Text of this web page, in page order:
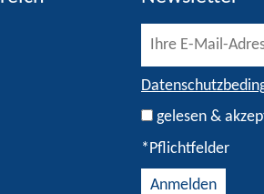
gelesen &
*Pflichtfelder